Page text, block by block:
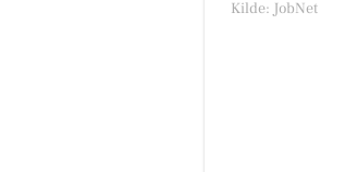
Kilde: JobNet